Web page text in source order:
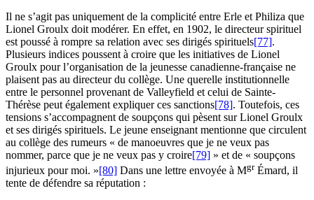
Il ne s’agit pas uniquement de la complicité entre Erle et Philiza que
Lionel Groulx doit modérer. En effet, en 1902, le directeur spirituel
est poussé à rompre sa relation avec ses dirigés spirituels[77].
Plusieurs indices poussent à croire que les initiatives de Lionel
Groulx pour l’organisation de la jeunesse canadienne-française ne
plaisent pas au directeur du collège. Une querelle institutionnelle
entre le personnel provenant de Valleyfield et celui de Sainte-
Thérèse peut également expliquer ces sanctions[78]. Toutefois, ces
tensions s’accompagnent de soupçons qui pèsent sur Lionel Groulx
et ses dirigés spirituels. Le jeune enseignant mentionne que circulent
au collège des rumeurs « de manoeuvres que je ne veux pas
nommer, parce que je ne veux pas y croire[79] » et de « soupçons
injurieux pour moi. »[80] Dans une lettre envoyée à MgrÉmard, il
tente de défendre sa réputation :